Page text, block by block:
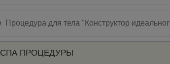
Процедура для тела "Конструктор
СПА ПРОЦЕДУРЫ